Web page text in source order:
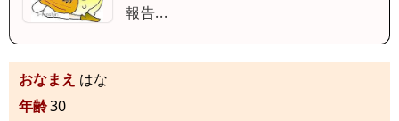
報告...
おなまえ はな
年齢30